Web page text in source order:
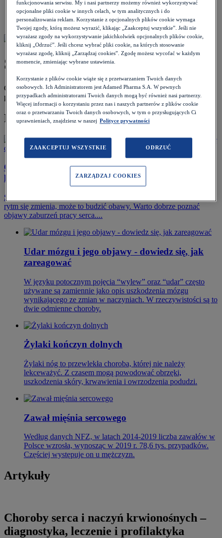
Pacjent >
Choroby i objawy >
Serce i naczynia
Serce i naczynia
Choroby serca i naczyń krwionośnych – diagnostyka, leczenie i
profilaktyka.
Polecamy
O biciu serca słów kilka. Zaburzenia rytmu serca –
kiedy udać się do lekarza?
Serce pracuje bez przerwy, pompując krew do całego ciała. Gdy
rytm się zmienia, może to budzić obawy. Warto dobrze poznać
objawy zaburzeń pracy serca....
Udar mózgu i jego objawy - dowiedz się, jak
zareagować
W języku potocznym pojęcia “wylew” oraz “udar” często
używane są zamiennie jako opis uszkodzenia mózgu
wynikającego ze zmian w naczyniach. W rzeczywistości są to
dwie odmienne choroby.
Żylaki kończyn dolnych
Żylaki nóg to przewlekła choroba, której nie należy
lekceważyć. Z czasem mogą powodować obrzęki,
uszkodzenia skóry, krwawienia i owrzodzenia podudzi.
Zawał mięśnia sercowego
Według danych NFZ, w latach 2014-2019 liczba zawałów w
Polsce wzrosła, wynosząc w 2019 r. 78,6 tys. przypadków.
Częściej występuje on u mężczyzn.
Artykuły
Choroby serca i naczyń krwionośnych –
diagnostyka, leczenie i profilaktyka
funkcjonowania serwisu. My i nasi partnerzy możemy również wykorzystywać
opcjonalne pliki cookie w innych celach, w tym analitycznych i do
personalizowania reklam. Korzystanie z opcjonalnych plików cookie wymaga
Twojej zgody, którą możesz wyrazić, klikając „Zaakceptuj wszystkie”. Jeśli nie
wyrażasz zgody na wykorzystywanie jakichkolwiek opcjonalnych plików cookie,
kliknij „Odrzuć”. Jeśli chcesz wybrać pliki cookie, na których stosowanie
wyrażasz zgodę, kliknij „Zarządzaj cookies”. Zgodę możesz wycofać w każdym
momencie, zmieniając wybrane ustawienia.
Korzystanie z plików cookie wiąże się z przetwarzaniem Twoich danych
osobowych. Ich Administratorem jest Adamed Pharma S.A. W pewnych
przypadkach administratorami Twoich danych mogą być również nasi partnerzy.
Więcej informacji o korzystaniu przez nas i naszych partnerów z plików cookie
oraz o przetwarzaniu Twoich danych osobowych, w tym o przysługujących Ci
uprawnieniach, znajdziesz w naszej Polityce prywatności
ZAAKCEPTUJ WSZYSTKIE ODRZUĆ
ZARZĄDZAJ COOKIES